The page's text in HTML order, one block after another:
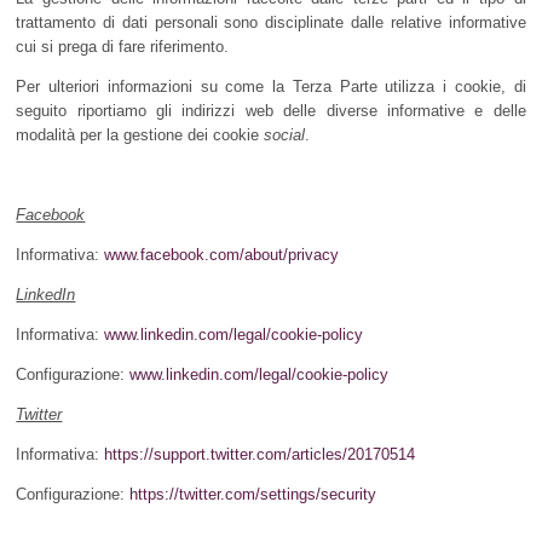
trattamento di dati personali sono disciplinate dalle relative informative
cui si prega di fare riferimento.
Per ulteriori informazioni su come la Terza Parte utilizza i cookie, di
seguito riportiamo gli indirizzi web delle diverse informative e delle
modalità per la gestione dei cookiesocial.
Facebook
Informativa:www.facebook.com/about/privacy
LinkedIn
Informativa:www.linkedin.com/legal/cookie-policy
Configurazione:www.linkedin.com/legal/cookie-policy
Twitter
Informativa: https://support.twitter.com/articles/20170514
Configurazione: https://twitter.com/settings/security